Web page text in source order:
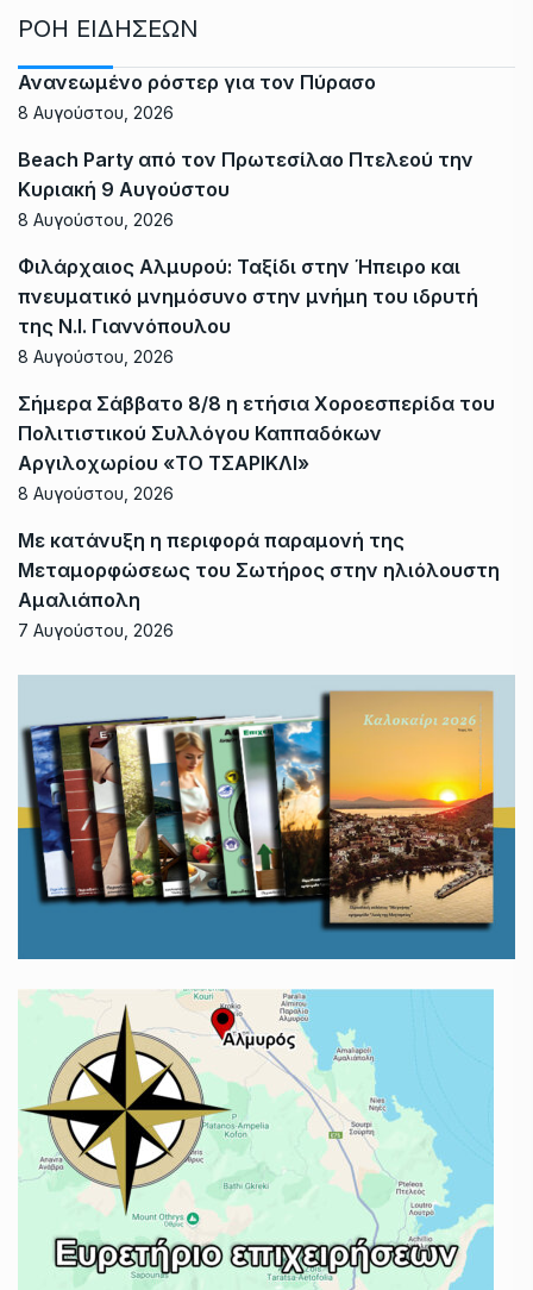
ΡΟΗ ΕΙΔΗΣΕΩΝ
Ανανεωμένο ρόστερ για τον Πύρασο
8 Αυγούστου, 2026
Beach Party από τον Πρωτεσίλαο Πτελεού την
Κυριακή 9 Αυγούστου
8 Αυγούστου, 2026
Φιλάρχαιος Αλμυρού: Ταξίδι στην Ήπειρο και
πνευματικό μνημόσυνο στην μνήμη του ιδρυτή
της Ν.Ι. Γιαννόπουλου
8 Αυγούστου, 2026
Σήμερα Σάββατο 8/8 η ετήσια Χοροεσπερίδα του
Πολιτιστικού Συλλόγου Καππαδόκων
Αργιλοχωρίου «ΤΟ ΤΣΑΡΙΚΛΙ»
8 Αυγούστου, 2026
Με κατάνυξη η περιφορά παραμονή της
Μεταμορφώσεως του Σωτήρος στην ηλιόλουστη
Αμαλιάπολη
7 Αυγούστου, 2026